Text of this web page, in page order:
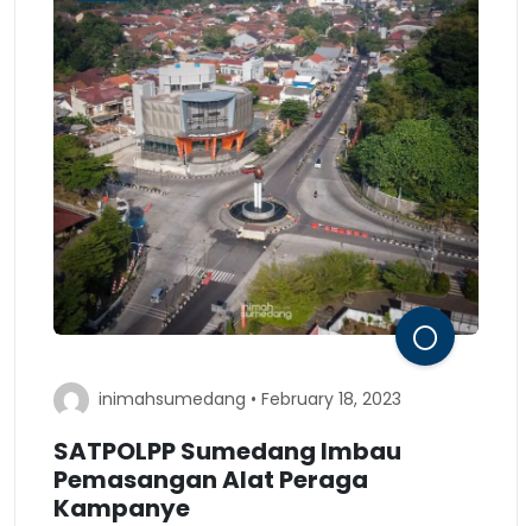
inimahsumedang • February 18, 2023
SATPOLPP Sumedang Imbau
Pemasangan Alat Peraga
Kampanye